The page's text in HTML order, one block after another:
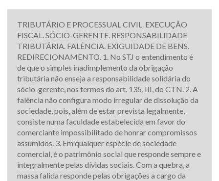
TRIBUTÁRIO E PROCESSUAL CIVIL. EXECUÇÃO
FISCAL. SÓCIO-GERENTE. RESPONSABILIDADE
TRIBUTÁRIA. FALÊNCIA. EXIGUIDADE DE BENS.
REDIRECIONAMENTO. 1. No STJ o entendimento é
de que o simples inadimplemento da obrigação
tributária não enseja a responsabilidade solidária do
sócio-gerente, nos termos do art. 135, III, do CTN. 2. A
falência não configura modo irregular de dissolução da
sociedade, pois, além de estar prevista legalmente,
consiste numa faculdade estabelecida em favor do
comerciante impossibilitado de honrar compromissos
assumidos. 3. Em qualquer espécie de sociedade
comercial, é o patrimônio social que responde sempre e
integralmente pelas dívidas sociais. Com a quebra, a
massa falida responde pelas obrigações a cargo da